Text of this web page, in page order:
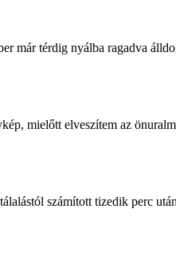
már térdig nyálba ragadva
mielőtt elveszítem az
számított tizedik perc